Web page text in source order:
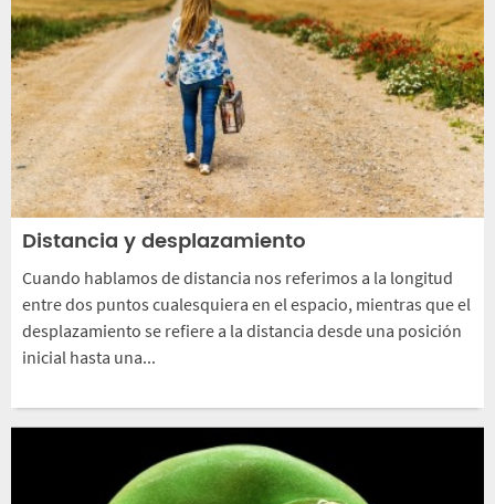
Distancia y desplazamiento
Cuando hablamos de distancia nos referimos a la longitud
entre dos puntos cualesquiera en el espacio, mientras que el
desplazamiento se refiere a la distancia desde una posición
inicial hasta una...